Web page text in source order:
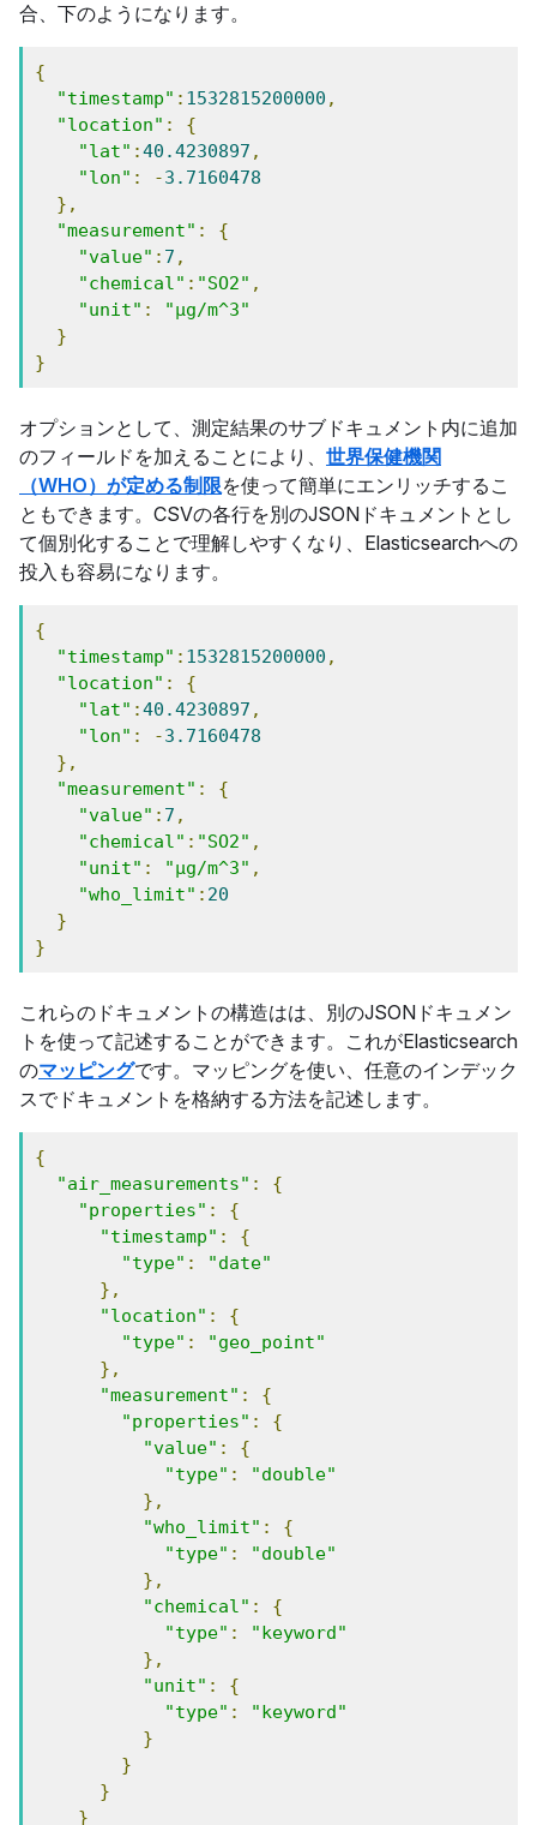
合、下のようになります。
{
"timestamp" : 1532815200000 ,
"location" :
{
"lat" :40.4230897 ,
"lon" : -3.7160478
},
"measurement" :
{
"value" : 7 ,
"chemical" : "SO2" ,
"unit" :
"μg/m^3"
}
}
オプションとして、測定結果のサブドキュメント内に追加
のフィールドを加えることにより、 世界保健機関
（WHO）が定める制限を使って簡単にエンリッチするこ
ともできます。CSVの各行を別のJSONドキュメントとし
て個別化することで理解しやすくなり、Elasticsearchへの
投入も容易になります。
{
"timestamp" : 1532815200000 ,
"location" :
{
"lat" :40.4230897 ,
"lon" : -3.7160478
},
"measurement" :
{
"value" : 7 ,
"chemical" : "SO2" ,
"unit" : "μg/m^3" ,
"who_limit" : 20
}
}
これらのドキュメントの構造はは、別のJSONドキュメン
トを使って記述することができます。これがElasticsearch
のマッピングです。マッピングを使い、任意のインデック
スでドキュメントを格納する方法を記述します。
{
"air_measurements" :
{
"properties" :
{
"timestamp" :
{
"type" :
"date"
},
"location" :
{
"type" :
"geo_point"
},
"measurement" :
{
"properties" :
{
"value" :
{
"type" :
"double"
},
"who_limit" :
{
"type" :
"double"
},
"chemical" :
{
"type" :
"keyword"
},
"unit" :
{
"type" :
"keyword"
}
}
}
}